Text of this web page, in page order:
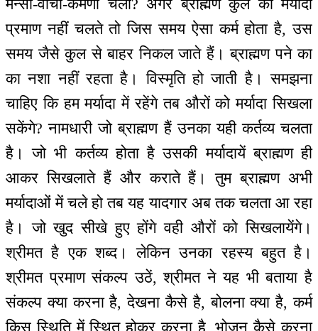
मन्सा-वाचा-कर्मणा चली? अगर ब्राह्मण कुल की मर्यादा
प्रमाण नहीं चलते तो जिस समय ऐसा कर्म होता है, उस
समय जैसे कुल से बाहर निकल जाते हैं। ब्राह्मण पने का
का नशा नहीं रहता है। विस्मृति हो जाती है। समझना
चाहिए कि हम मर्यादा में रहेंगे तब औरों को मर्यादा सिखला
सकेंगे? नामधारी जो ब्राह्मण हैं उनका यही कर्तव्य चलता
है। जो भी कर्तव्य होता है उसकी मर्यादायें ब्राह्मण ही
आकर सिखलाते हैं और कराते हैं। तुम ब्राह्मण अभी
मर्यादाओं में चले हो तब यह यादगार अब तक चलता आ रहा
है। जो खुद सीखे हुए होंगे वही औरों को सिखलायेंगे।
श्रीमत है एक शब्द। लेकिन उनका रहस्य बहुत है।
श्रीमत प्रमाण संकल्प उठें, श्रीमत ने यह भी बताया है
संकल्प क्या करना है, देखना कैसे है, बोलना क्या है, कर्म
किस स्थिति में स्थित होकर करना है, भोजन कैसे करना